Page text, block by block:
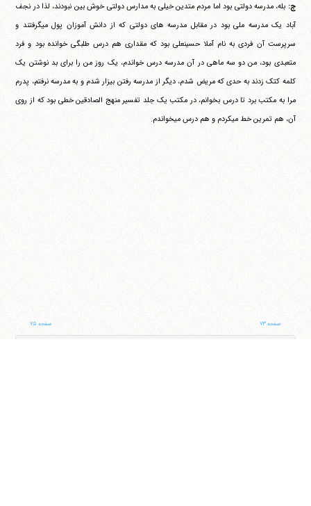
ج: بله، مدرسه دولتی بود اما مردم متدین خیلی به مدارس دولتی خوش بین نبودند، لذا در نجف
آباد یک مدرسه ملی بود در مقابل مدرسه های دولتی که از دانش آموزان پول می‎گرفتند و
سرپرست آن فردی به نام آملا حسینعلی بود که مقداری هم درس طلبگی خوانده بود و فرد
متعبدی بود، من دو سه ماهی در آن مدرسه درس خواندم، یک روز من را برای بد نوشتن یک
کلمه کتک زدند به حدی که مریض شدم، دیگر از مدرسه رفتن بیزار شدم و به مدرسه نرفتم، پدرم
مرا به مکتب برد تا درس بخوانم، در مکتب یک جلد تفسیر منهج الصادقین خطی بود که از روی
آن، هم تمرین خط می‎کردم و هم درس می‎خواندم.
صفحه ۷۳ صفحه ۷۵